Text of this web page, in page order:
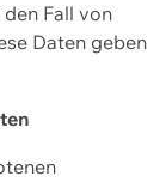
Fall von
Daten geben